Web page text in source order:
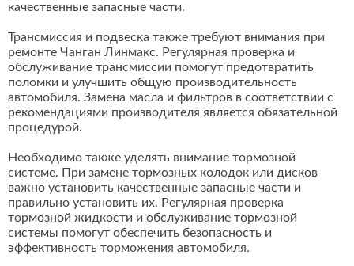
качественные запасные части.
Трансмиссия и подвеска также требуют внимания при
ремонте Чанган Линмакс. Регулярная проверка и
обслуживание трансмиссии помогут предотвратить
поломки и улучшить общую производительность
автомобиля. Замена масла и фильтров в соответствии с
рекомендациями производителя является обязательной
процедурой.
Необходимо также уделять внимание тормозной
системе. При замене тормозных колодок или дисков
важно установить качественные запасные части и
правильно установить их. Регулярная проверка
тормозной жидкости и обслуживание тормозной
системы помогут обеспечить безопасность и
эффективность торможения автомобиля.